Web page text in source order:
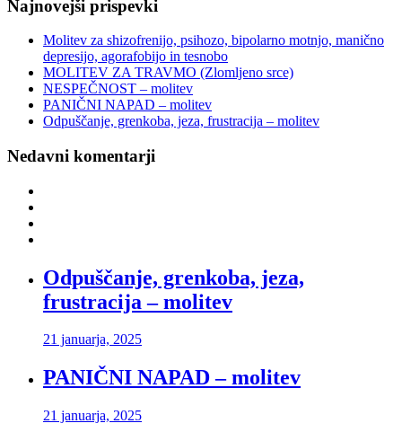
Najnovejši prispevki
Molitev za shizofrenijo, psihozo, bipolarno motnjo, manično
depresijo, agorafobijo in tesnobo
MOLITEV ZA TRAVMO (Zlomljeno srce)
NESPEČNOST – molitev
PANIČNI NAPAD – molitev
Odpuščanje, grenkoba, jeza, frustracija – molitev
Nedavni komentarji
Odpuščanje, grenkoba, jeza,
frustracija – molitev
21 januarja, 2025
PANIČNI NAPAD – molitev
21 januarja, 2025